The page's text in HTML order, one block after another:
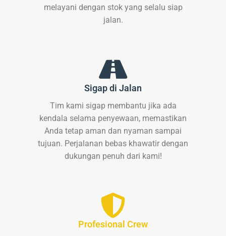
melayani dengan stok yang selalu siap
jalan.
Sigap di Jalan
Tim kami sigap membantu jika ada
kendala selama penyewaan, memastikan
Anda tetap aman dan nyaman sampai
tujuan. Perjalanan bebas khawatir dengan
dukungan penuh dari kami!
Profesional Crew